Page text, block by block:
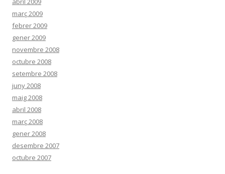
març 2009
febrer 2009
gener 2009
novembre 2008
octubre 2008
setembre 2008
juny 2008
maig 2008
abril 2008
març 2008
gener 2008
desembre 2007
octubre 2007